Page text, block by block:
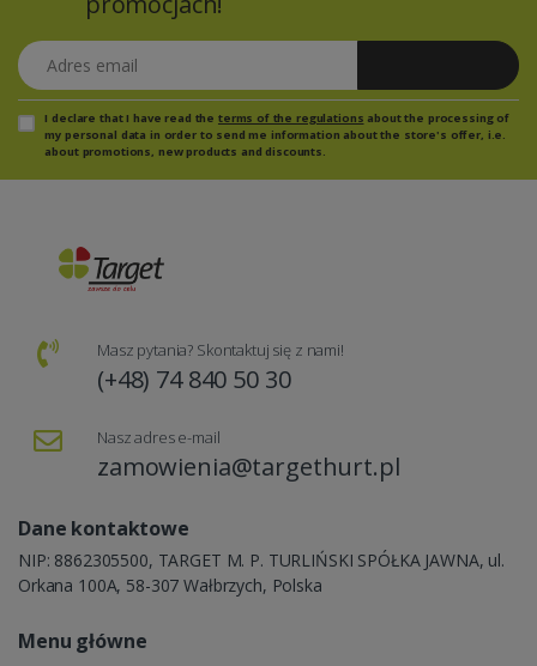
Adres email
I declare that I have read the terms of the regulations about the processing of
my personal data in order to send me information about the store's offer, i.e.
about promotions, new products and discounts.
Masz pytania? Skontaktuj się z nami!
(+48) 74 840 50 30
Nasz adres e-mail
zamowienia@targethurt.pl
Dane kontaktowe
NIP: 8862305500, TARGET M. P. TURLIŃSKI SPÓŁKA JAWNA, ul.
Orkana 100A, 58-307 Wałbrzych, Polska
Menu główne